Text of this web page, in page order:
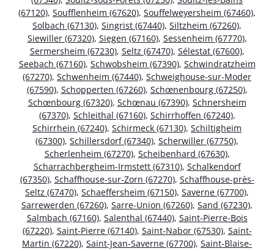
(67120), Soufflenheim (67620), Souffelweyersheim (67460),
Solbach (67130), Singrist (67440), Siltzheim (67260),
Siewiller (67320), Siegen (67160), Sessenheim (67770),
Sermersheim (67230), Seltz (67470), Sélestat (67600),
Seebach (67160), Schwobsheim (67390), Schwindratzheim
(67270), Schwenheim (67440), Schweighouse-sur-Moder
(67590), Schopperten (67260), Schœnenbourg (67250),
Schœnbourg (67320), Schœnau (67390), Schnersheim
(67370), Schleithal (67160), Schirrhoffen (67240),
Schirrhein (67240), Schirmeck (67130), Schiltigheim
(67300), Schillersdorf (67340), Scherwiller (67750),
Scherlenheim (67270), Scheibenhard (67630),
Scharrachbergheim-Irmstett (67310), Schalkendorf
(67350), Schaffhouse-sur-Zorn (67270), Schaffhouse-près-
Seltz (67470), Schaeffersheim (67150), Saverne (67700),
Sarrewerden (67260), Sarre-Union (67260), Sand (67230),
Salmbach (67160), Salenthal (67440), Saint-Pierre-Bois
(67220), Saint-Pierre (67140), Saint-Nabor (67530), Saint-
Martin (67220), Saint-Jean-Saverne (67700), Saint-Blaise-